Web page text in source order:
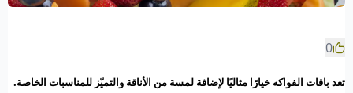
0
تعد باقات الفواكه خيارًا مثاليًا لإضافة لمسة من الأناقة والتميّز للمناسبات الخاصة.